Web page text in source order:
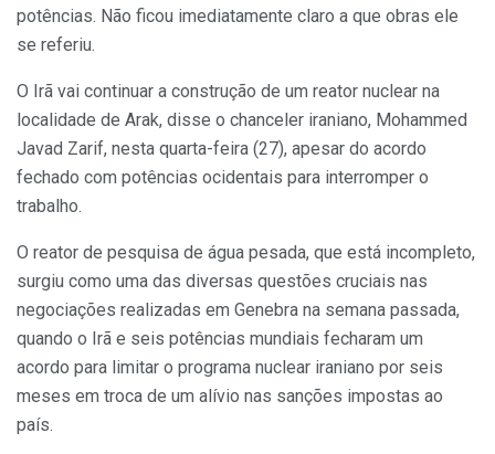
potências. Não ficou imediatamente claro a que obras ele
se referiu.
O Irã vai continuar a construção de um reator nuclear na
localidade de Arak, disse o chanceler iraniano, Mohammed
Javad Zarif, nesta quarta-feira (27), apesar do acordo
fechado com potências ocidentais para interromper o
trabalho.
O reator de pesquisa de água pesada, que está incompleto,
surgiu como uma das diversas questões cruciais nas
negociações realizadas em Genebra na semana passada,
quando o Irã e seis potências mundiais fecharam um
acordo para limitar o programa nuclear iraniano por seis
meses em troca de um alívio nas sanções impostas ao
país.